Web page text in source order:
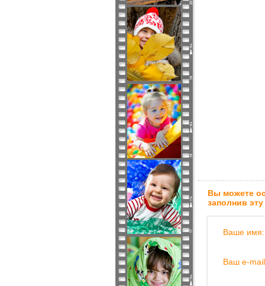
Вы можете
заполнив
Ваше имя:
Ваш e-